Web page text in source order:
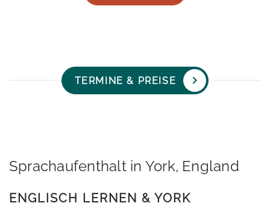
TERMINE & PREISE
Sprachaufenthalt in York, England
ENGLISCH LERNEN & YORK